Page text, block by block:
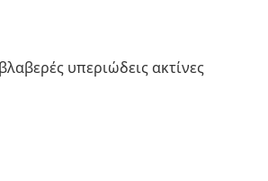
υπεριώδεις ακτίνες